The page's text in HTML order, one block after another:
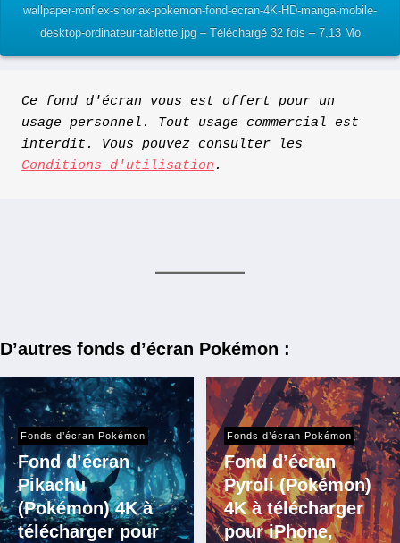
wallpaper-ronflex-snorlax-pokemon-fond-ecran-4K-HD-manga-mobile-
desktop-ordinateur-tablette.jpg – Téléchargé 32 fois – 7,13 Mo
Ce fond d'écran vous est offert pour un
usage personnel. Tout usage commercial est
Conditions d'utilisation .
D’autres fonds d’écran Pokémon :
Fonds d’écran Pokémon
Fond d’écran
Pikachu
(Pokémon) 4K à
télécharger pour
Fonds d’écran Pokémon
Fond d’écran
Pyroli (Pokémon)
4K à télécharger
pour iPhone,